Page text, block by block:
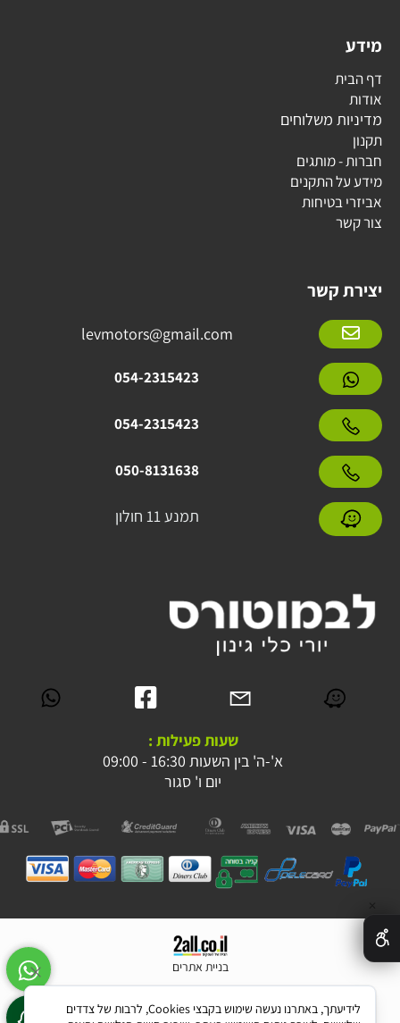
מידע
דף הבית
אודות
מדיניות משלוחים
תקנון
חברות - מותגים
מידע על התקנים
אביזרי בטיחות
צור קשר
יצירת קשר
levmotors@gmail.com
054-2315423
054-2315423
050-8131638
תמנע 11 חולון
שעות פעילות :
א'-ה' בין השעות 16:30 - 09:00
יום ו' סגור
בניית אתרים
לידיעתך, באתרנו נעשה שימוש בקבצי Cookies, לרבות של צדדים